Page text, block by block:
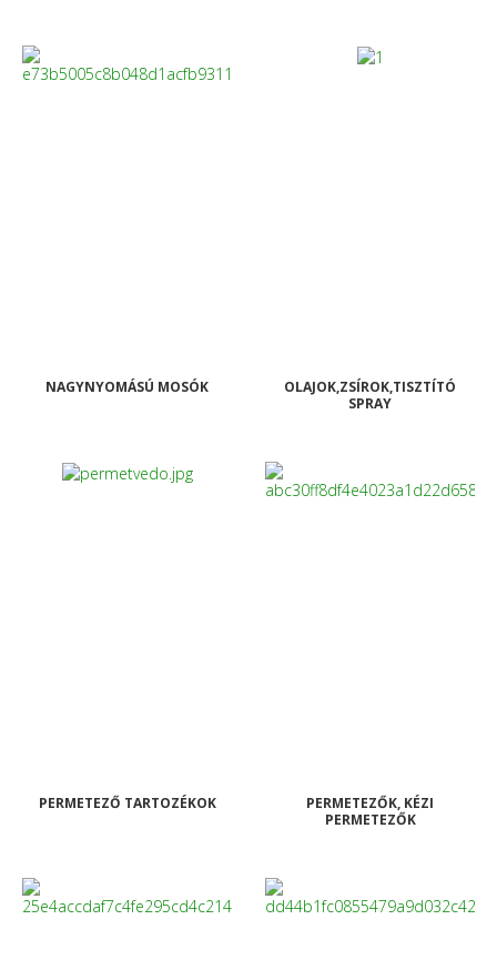
NAGYNYOMÁSÚ MOSÓK
OLAJOK,ZSÍROK,TISZTÍTÓ
SPRAY
PERMETEZŐ TARTOZÉKOK
PERMETEZŐK, KÉZI
PERMETEZŐK